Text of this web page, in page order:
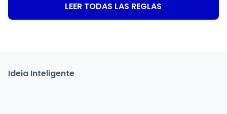
LEER TODAS LAS REGLAS
Ideia Inteligente